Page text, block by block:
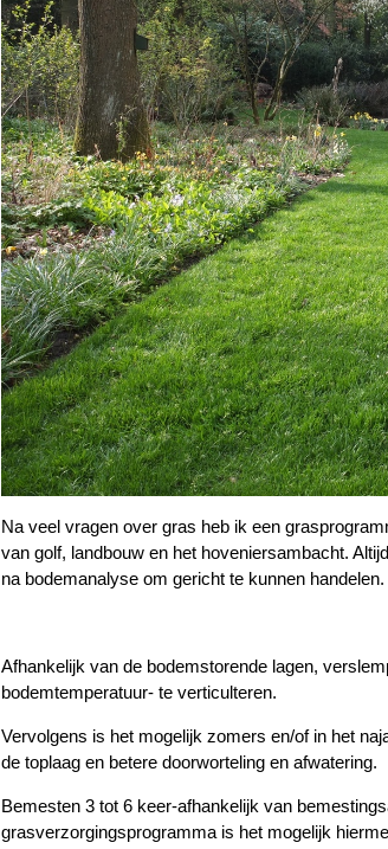
Na veel vragen over gras heb ik een
van golf, landbouw en het hoveniersambacht.
na bodemanalyse om gericht te kunnen handelen.
Afhankelijk van de bodemstorende lagen,
bodemtemperatuur- te verticulteren.
Vervolgens is het mogelijk zomers en/of in het
de toplaag en betere doorworteling en afwatering.
Bemesten 3 tot 6 keer-afhankelijk van
grasverzorgingsprogramma is het mogelijk